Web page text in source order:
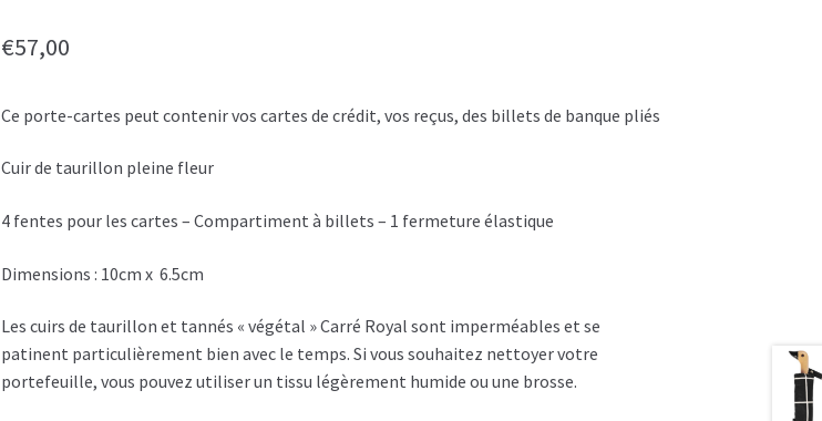
€57,00
Ce porte-cartes peut contenir vos cartes de crédit, vos reçus, des billets de banque pliés
Cuir de taurillon pleine fleur
4 fentes pour les cartes – Compartiment à billets – 1 fermeture élastique
Dimensions : 10cm x 6.5cm
Les cuirs de taurillon et tannés « végétal » Carré Royal sont imperméables et se
patinent particulièrement bien avec le temps. Si vous souhaitez nettoyer votre
portefeuille, vous pouvez utiliser un tissu légèrement humide ou une brosse.